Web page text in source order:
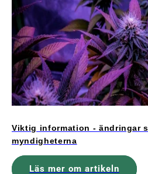
Viktig information - ändringar
myndigheterna
Läs mer om artikeln